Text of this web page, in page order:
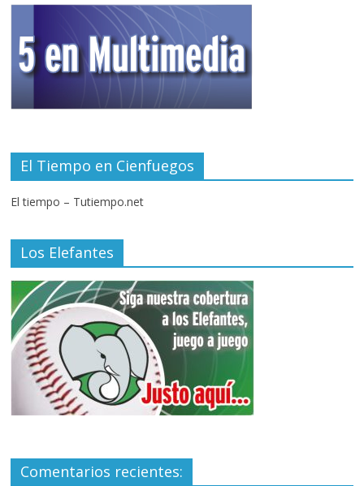
El Tiempo en Cienfuegos
El tiempo – Tutiempo.net
Los Elefantes
Comentarios recientes: